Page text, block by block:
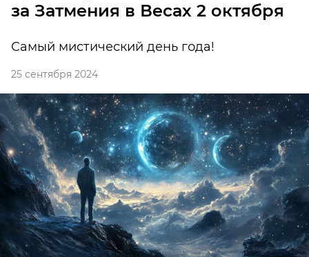
за Затмения в Весах 2 октября
Самый мистический день года!
25 сентября 2024